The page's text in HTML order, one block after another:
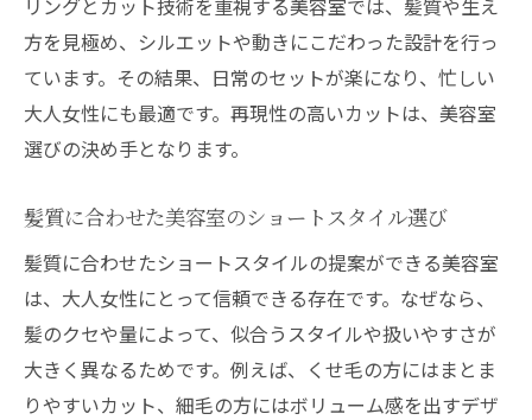
大人女性に合う美容室のショート提案力
美容室ごとのショート技術を比較しよう
美容室のカウンセリング活用術を紹介
美容室スタッフによるショートの提案事例
西院駅周辺でショートが得意な美容室の特徴
美容室が誇るショートヘアの仕上がり体験
美容室ごとのカット技術の違いを解説
美容室で人気のショートヘアデザイン紹介
美容室の再現性とアフターケアの重要性
方を見極め、シルエットや動きにこだわった設計を行っ
ています。その結果、日常のセットが楽になり、忙しい
大人女性にも最適です。再現性の高いカットは、美容室
選びの決め手となります。
髪質に合わせた美容室のショートスタイル選び
髪質に合わせたショートスタイルの提案ができる美容室
は、大人女性にとって信頼できる存在です。なぜなら、
髪のクセや量によって、似合うスタイルや扱いやすさが
大きく異なるためです。例えば、くせ毛の方にはまとま
りやすいカット、細毛の方にはボリューム感を出すデザ